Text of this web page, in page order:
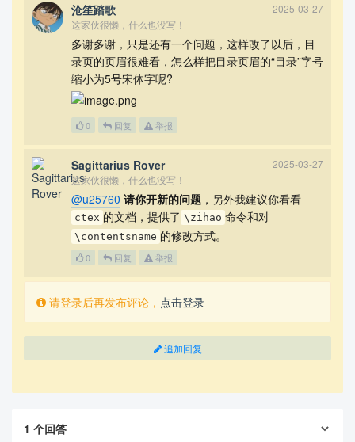
沧笙踏歌
2025-03-27
这家伙很懒，什么也没写！
多谢多谢，只是还有一个问题，这样改了以后，目
录页的页眉很难看，怎么样把目录页眉的“目录”字号
缩小为5号宋体字呢?
0 回复 举报
Sagittarius Rover
2025-03-27
这家伙很懒，什么也没写！
@u25760 请你开新的问题 ，另外我建议你看看
ctex 的文档，提供了 \zihao 命令和对
\contentsname 的修改方式。
0 回复 举报
请登录后再发布评论， 点击登录
追加回复
1 个回答